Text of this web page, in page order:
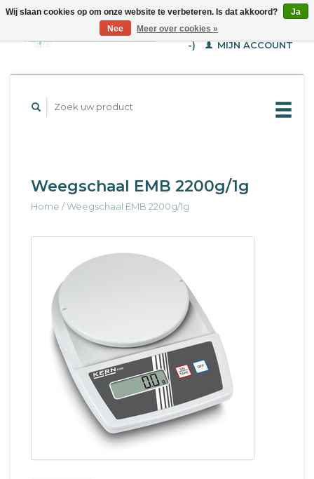
WINKELWAGEN (€--,-
-)
MIJN ACCOUNT
Weegschaal EMB 2200g/1g
Home /Weegschaal EMB 2200g/1g
Wij slaan cookies op om onze website te verbeteren. Is dat akkoord?
Ja
Nee
Meer over cookies »